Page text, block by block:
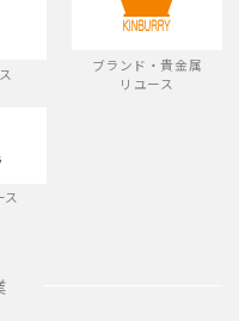
ブランド・貴金属
リユース